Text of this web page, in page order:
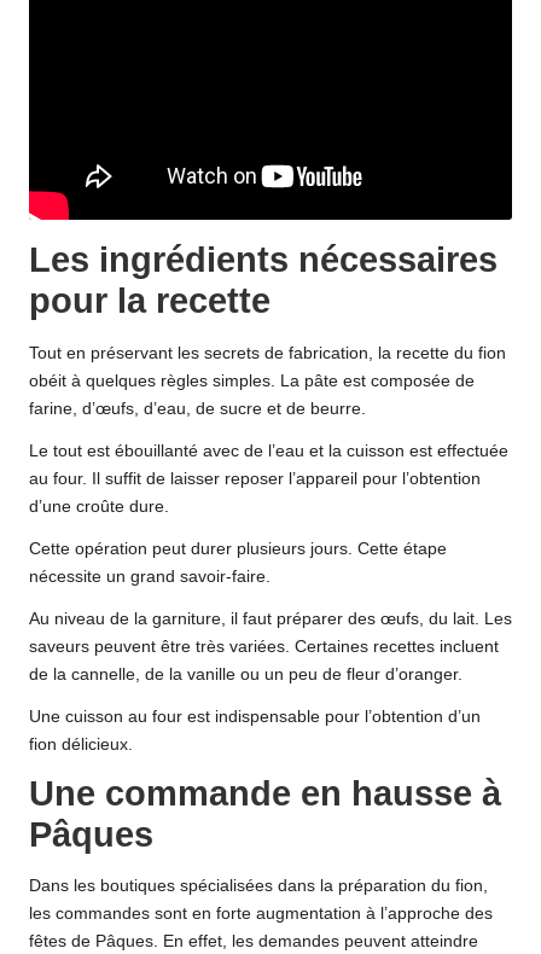
Les ingrédients nécessaires
pour la recette
Tout en préservant les secrets de fabrication, la recette du fion
obéit à quelques règles simples. La pâte est composée de
farine, d’œufs, d’eau, de sucre et de beurre.
Le tout est ébouillanté avec de l’eau et la cuisson est effectuée
au four. Il suffit de laisser reposer l’appareil pour l’obtention
d’une croûte dure.
Cette opération peut durer plusieurs jours. Cette étape
nécessite un grand savoir-faire.
Au niveau de la garniture, il faut préparer des œufs, du lait. Les
saveurs peuvent être très variées. Certaines recettes incluent
de la cannelle, de la vanille ou un peu de fleur d’oranger.
Une cuisson au four est indispensable pour l’obtention d’un
fion délicieux.
Une commande en hausse à
Pâques
Dans les boutiques spécialisées dans la préparation du fion,
les commandes sont en forte augmentation à l’approche des
fêtes de Pâques. En effet, les demandes peuvent atteindre